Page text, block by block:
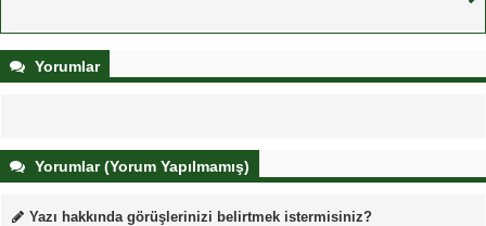
Yorumlar
Yorumlar (Yorum Yapılmamış)
Yazı hakkında görüşlerinizi belirtmek istermisiniz?